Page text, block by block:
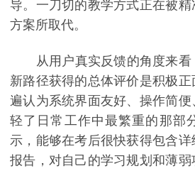
导。一刀切的教学方式正在被
方案所取代。
从用户真实反馈的角度来看
新路径获得的总体评价是积极
遍认为系统界面友好、操作简
轻了日常工作中最繁重的那部
示，能够在考后很快获得包含
报告，对自己的学习规划和薄